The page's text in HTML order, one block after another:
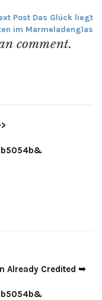
Post Das Glück liegt
im Marmeladenglas
comment.
Already Credited ➥